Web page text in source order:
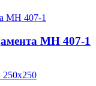
МН 407-1